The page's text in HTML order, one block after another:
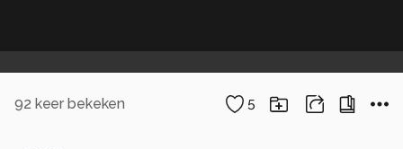
92 keer bekeken 5